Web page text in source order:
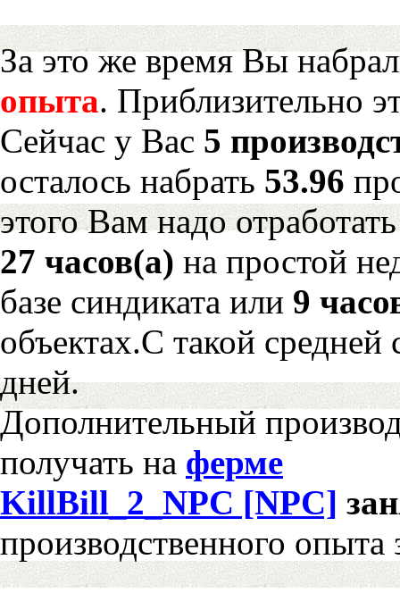
За это же время Вы
опыта. Приблизительно
Сейчас у Вас 5
осталось набрать 53.96
этого Вам надо отработать
27 часов(а) на простой
базе синдиката или 9
объектах.С такой
дней.
Дополнительный
получать на ферме
KillBill_2_NPC [NPC]
производственного опыта